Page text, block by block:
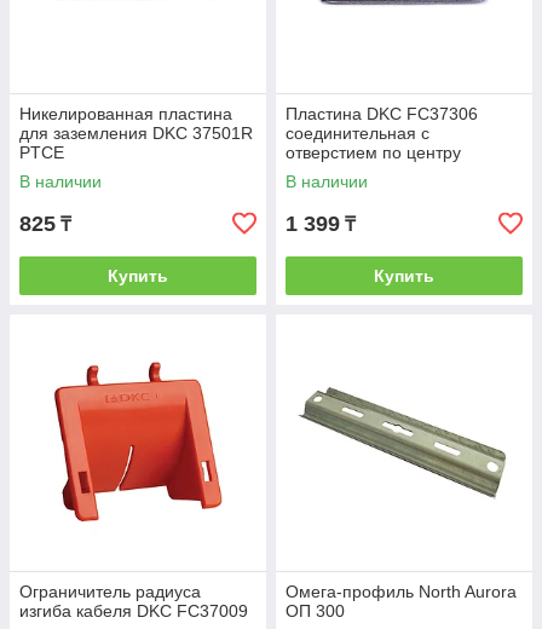
Никелированная пластина
для заземления DKC 37501R
PTCE
В наличии
825 ₸
Купить
Пластина DKC FC37306
соединительная с
отверстием по центру
В наличии
1 399 ₸
Купить
Ограничитель радиуса
изгиба кабеля DKC FC37009
Омега-профиль North Aurora
ОП 300